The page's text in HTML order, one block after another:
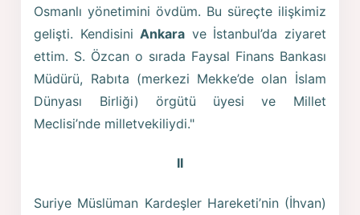
Osmanlı yönetimini övdüm. Bu süreçte ilişkimiz
gelişti. KendisiniAnkara ve İstanbul’da ziyaret
ettim. S. Özcan o sırada Faysal Finans Bankası
Müdürü, Rabıta (merkezi Mekke’de olan İslam
Dünyası Birliği) örgütü üyesi ve Millet
Meclisi’nde milletvekiliydi."
II
Suriye Müslüman Kardeşler Hareketi’nin (İhvan)